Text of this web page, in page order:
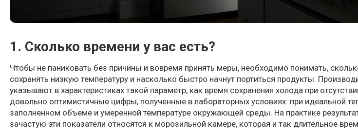
1. Сколько времени у вас есть?
Чтобы не паниковать без причины и вовремя принять меры, необходимо понимать,
сохранять низкую температуру и насколько быстро начнут портиться продукты.
указывают в характеристиках такой параметр, как время сохранения холода при
довольно оптимистичные цифры, полученные в лабораторных условиях: при идеальной
заполненном объеме и умеренной температуре окружающей среды. На практике
зачастую эти показатели относятся к морозильной камере, которая и так длительное